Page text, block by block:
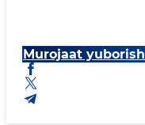
Murojaat yuborish